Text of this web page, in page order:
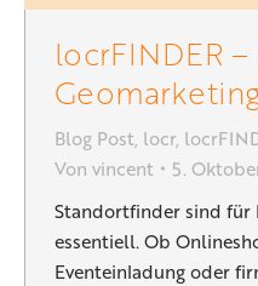
locrFINDER
Blog Post, locr,
Von vincent
5.
Standortfinder sind für
essentiell. Ob
Eventeinladung oder